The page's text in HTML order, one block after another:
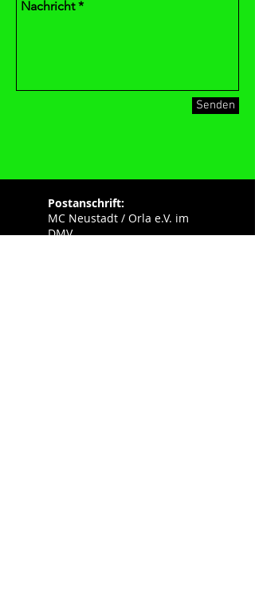
Senden
Postanschrift:
MC Neustadt / Orla e.V. im
DMV